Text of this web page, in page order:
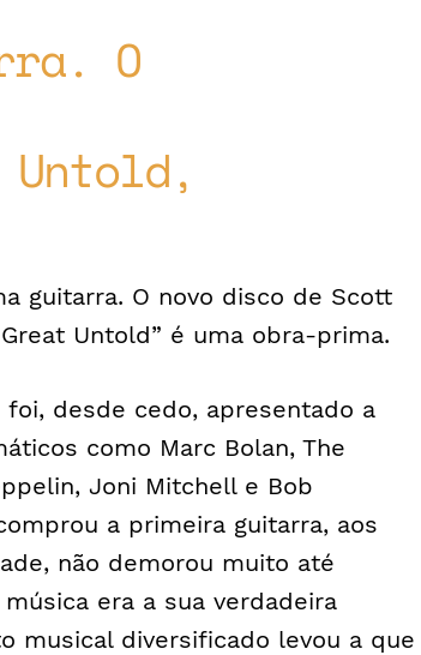
O
Untold,
guitarra. O novo disco de Scott
Untold” é uma obra-prima.
desde cedo, apresentado a
como Marc Bolan, The
Joni Mitchell e Bob
a primeira guitarra, aos
não demorou muito até
era a sua verdadeira
musical diversificado levou a que